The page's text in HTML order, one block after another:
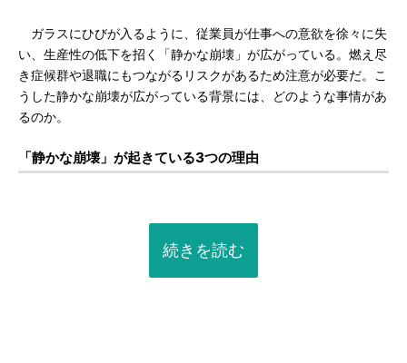
ガラスにひびが入るように、従業員が仕事への意欲を徐々に失
い、生産性の低下を招く「静かな崩壊」が広がっている。燃え尽
き症候群や退職にもつながるリスクがあるため注意が必要だ。こ
うした静かな崩壊が広がっている背景には、どのような事情があ
るのか。
「静かな崩壊」が起きている3つの理由
続きを読む